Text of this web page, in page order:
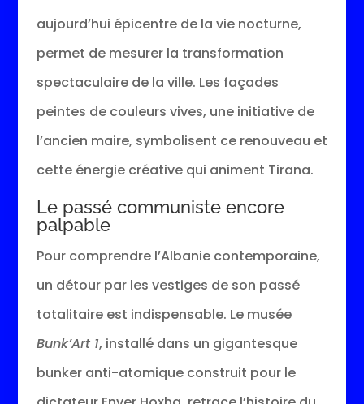
aujourd’hui épicentre de la vie nocturne,
permet de mesurer la transformation
spectaculaire de la ville. Les façades
peintes de couleurs vives, une initiative de
l’ancien maire, symbolisent ce renouveau et
cette énergie créative qui animent Tirana.
Le passé communiste encore
palpable
Pour comprendre l’Albanie contemporaine,
un détour par les vestiges de son passé
totalitaire est indispensable. Le musée
Bunk’Art 1, installé dans un gigantesque
bunker anti-atomique construit pour le